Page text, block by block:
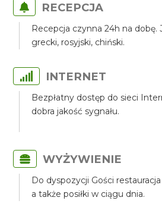
RECEPCJA
Recepcja czynna 24h na dobę.
grecki, rosyjski, chiński.
INTERNET
Bezpłatny dostęp do sieci
dobra jakość sygnału.
WYŻYWIENIE
Do dyspozycji Gości
a także posiłki w ciągu dnia.